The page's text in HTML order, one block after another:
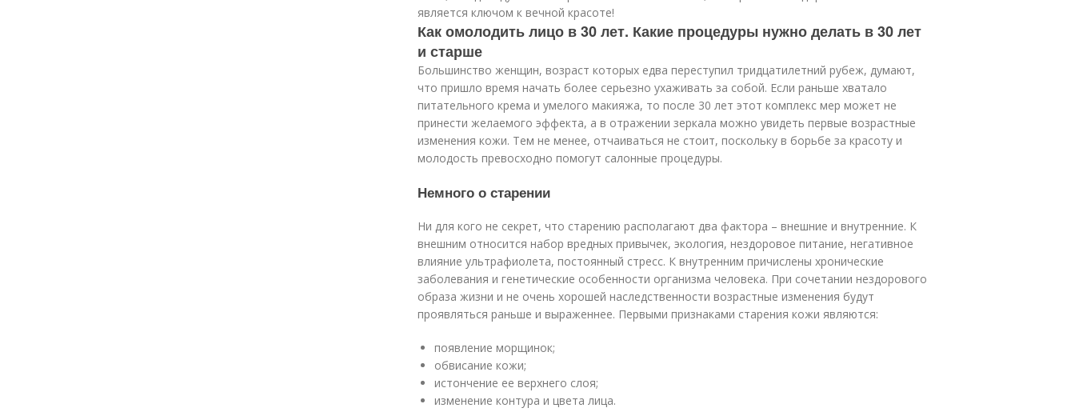
является ключом к вечной красоте!
Как омолодить лицо в 30 лет. Какие процедуры нужно делать в 30 лет
и старше
Большинство женщин, возраст которых едва переступил тридцатилетний рубеж, думают,
что пришло время начать более серьезно ухаживать за собой. Если раньше хватало
питательного крема и умелого макияжа, то после 30 лет этот комплекс мер может не
принести желаемого эффекта, а в отражении зеркала можно увидеть первые возрастные
изменения кожи. Тем не менее, отчаиваться не стоит, поскольку в борьбе за красоту и
молодость превосходно помогут салонные процедуры.
Немного о старении
Ни для кого не секрет, что старению располагают два фактора – внешние и внутренние. К
внешним относится набор вредных привычек, экология, нездоровое питание, негативное
влияние ультрафиолета, постоянный стресс. К внутренним причислены хронические
заболевания и генетические особенности организма человека. При сочетании нездорового
образа жизни и не очень хорошей наследственности возрастные изменения будут
проявляться раньше и выраженнее. Первыми признаками старения кожи являются:
появление морщинок;
обвисание кожи;
истончение ее верхнего слоя;
изменение контура и цвета лица.